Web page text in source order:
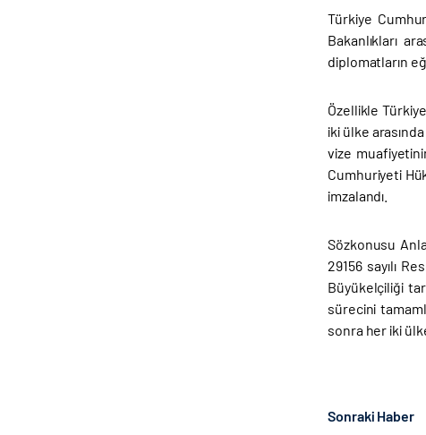
Türkiye
Bakanlıkları
diplomatların
Özellikle
iki ülke
vize
Cumhuriyeti
imzalandı.
Sözkonusu
29156 sayılı
Büyükelçiliği
sürecini
sonra her iki
Sonraki Haber